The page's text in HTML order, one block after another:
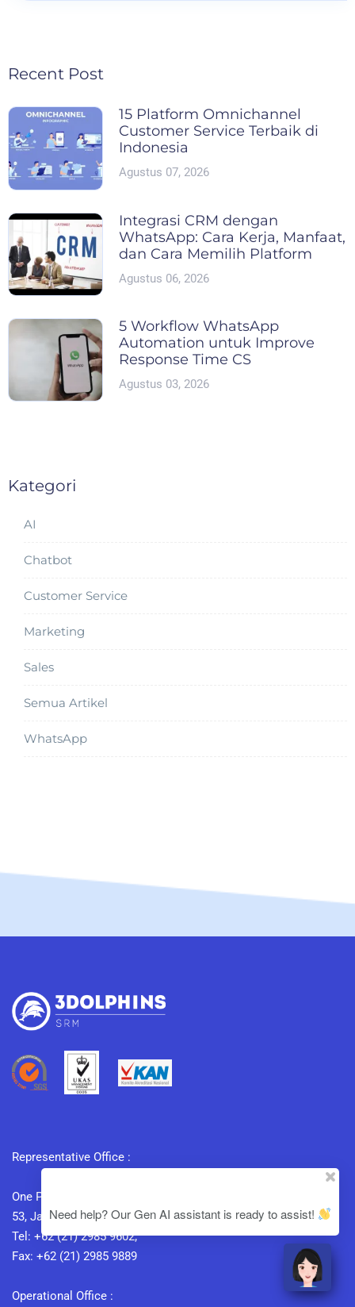
Recent Post
15 Platform Omnichannel
Customer Service Terbaik di
Indonesia
Agustus 07, 2026
Integrasi CRM dengan
WhatsApp: Cara Kerja, Manfaat,
dan Cara Memilih Platform
Agustus 06, 2026
5 Workflow WhatsApp
Automation untuk Improve
Response Time CS
Agustus 03, 2026
Kategori
AI
Chatbot
Customer Service
Marketing
Sales
Semua Artikel
WhatsApp
Representative Office :
One Pacific Place Level 11, SCBD, Jl. Jend. Sudirman Kav 52-
53, Jakarta 12190 – Indonesia.
Tel: +62 (21) 2985 9602;
Fax: +62 (21) 2985 9889
Operational Office :
Need help? Our Gen AI assistant is ready to assist!